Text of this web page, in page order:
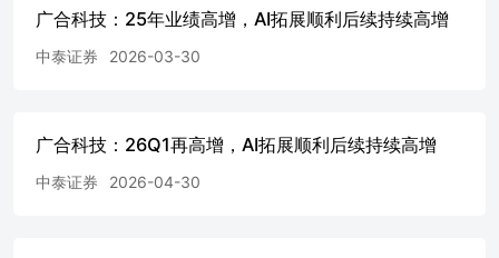
广合科技：25年业绩高增，AI拓展顺利后续持续高增
中泰证券 2026-03-30
广合科技：26Q1再高增，AI拓展顺利后续持续高增
中泰证券 2026-04-30